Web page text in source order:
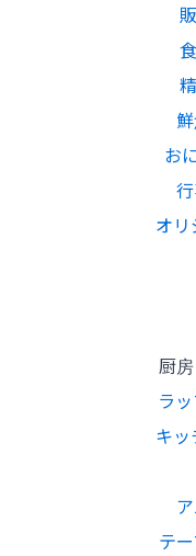
お
オリ
厨房
ラッ
キッ
テー